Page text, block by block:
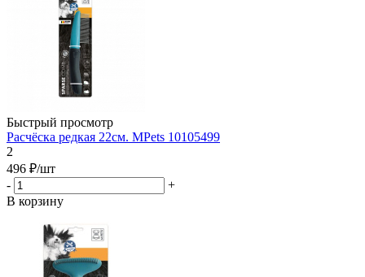
Быстрый просмотр
Расчёска редкая 22см. MPets 10105499
2
496 ₽/шт
-
+
В корзину